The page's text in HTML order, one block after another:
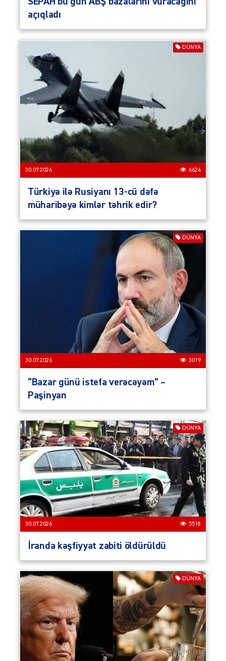
açıqladı
DÜNYA
30.07.2026 6624
Türkiyə ilə Rusiyanı 13-cü dəfə
müharibəyə kimlər təhrik edir?
DÜNYA
30.07.2026 3019
“Bazar günü istefa verəcəyəm” –
Paşinyan
DÜNYA
30.07.2026 5518
İranda kəşfiyyat zabiti öldürüldü
DÜNYA